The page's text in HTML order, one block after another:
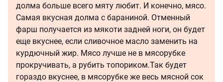
долма больше всего мяту любит. И конечно, мясо.
Самая вкусная долма с бараниной. Отменный
фарш получается из мякоти задней ноги, он будет
еще вкуснее, если сливочное масло заменить на
курдючный жир. Мясо лучше не в мясорубке
прокручивать, а рубить топориком.Так будет
гораздо вкуснее, в мясорубке же весь мясной сок